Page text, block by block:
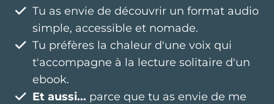
Tu as envie de découvrir un format audio
simple, accessible et nomade.
Tu préfères la chaleur d'une voix qui
t'accompagne à la lecture solitaire d'un
ebook.
Et aussi... parce que tu as envie de me